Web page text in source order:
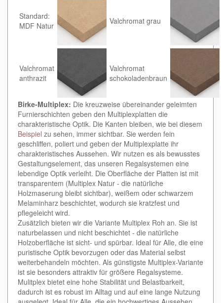
Standard:
MDF Natur
Valchromat grau
Valchromat
anthrazit
Valchromat
schokoladenbraun
Birke-Multiplex: Die kreuzweise übereinander geleimten
Furnierschichten geben den Multiplexplatten die
charakteristische Optik. Die Kanten bleiben, wie bei diesem
Beispiel zu sehen, immer sichtbar. Sie werden fein
geschliffen, poliert und geben der Multiplexplatte ihr
charakteristisches Aussehen. Wir nutzen es als bewusstes
Gestaltungselement, das unseren Regalsystemen eine
lebendige Optik verleiht. Die Oberfläche der Platten ist mit
transparentem (Multiplex Natur - die natürliche
Holzmaserung bleibt sichtbar), weißem oder schwarzem
Melaminharz beschichtet, wodurch sie kratzfest und
pflegeleicht wird.
Zusätzlich bieten wir die Variante Multiplex Roh an. Sie ist
naturbelassen und nicht beschichtet - die natürliche
Holzoberfläche ist sicht- und spürbar. Ideal für Alle, die eine
puristische Optik bevorzugen oder das Material selbst
weiterbehandeln möchten. Als günstigste Multiplex-Variante
ist sie besonders attraktiv für größere Regalsysteme.
Mulitplex bietet eine hohe Stabilität und Belastbarkeit,
dadurch ist es robust im Alltag und auf eine lange Nutzung